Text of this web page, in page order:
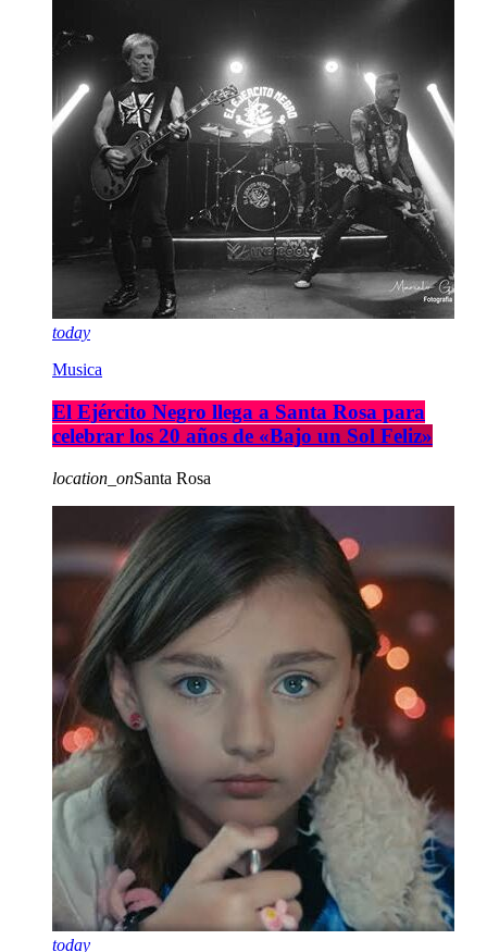
today
Musica
El Ejército Negro llega a Santa Rosa para
celebrar los 20 años de «Bajo un Sol Feliz»
location_onSanta Rosa
today